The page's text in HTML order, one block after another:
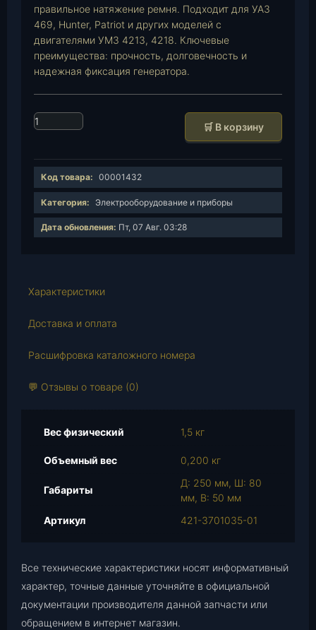
правильное натяжение ремня. Подходит для УАЗ
469, Hunter, Patriot и других моделей с
двигателями УМЗ 4213, 4218. Ключевые
преимущества: прочность, долговечность и
надежная фиксация генератора.
К
и
ч
с
о
а
П
т
о
р
а
🛒 В корзину
Код товара: 00001432
Категория: Электрооборудование и приборы
Дата обновления: Пт, 07 Авг. 03:28
Характеристики
Доставка и оплата
Расшифровка каталожного номера
💬 Отзывы о товаре (0)
Вес физический 1,5 кг
Объемный вес 0,200 кг
Габариты
Д: 250 мм, Ш: 80
мм, В: 50 мм
Артикул
421-3701035-01
Все технические характеристики носят информативный
характер, точные данные уточняйте в официальной
документации производителя данной запчасти или
обращением в интернет магазин.